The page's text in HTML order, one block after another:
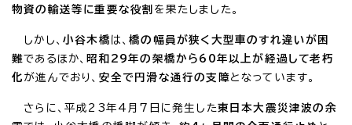
物資の輸送等に重要な役割 を果たしました。
しかし、 小谷木橋 は、橋の幅員が狭く大型車のすれ違いが困
難であるほか、 昭和29年の架橋から60年以上が経過して老朽
化 が進んでおり、 安全で円滑な通行の支障となっています。
さらに、平成23年4月7日に発生した東日本大震災津波の余